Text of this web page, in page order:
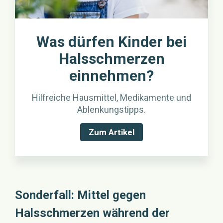
Was dürfen Kinder bei
Halsschmerzen
einnehmen?
Hilfreiche Hausmittel, Medikamente und
Ablenkungstipps.
Zum Artikel
Sonderfall: Mittel gegen
Halsschmerzen während der